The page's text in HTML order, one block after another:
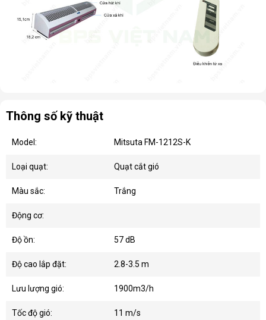
Thông số kỹ thuật
Model: Mitsuta FM-1212S-K
Loại quạt: Quạt cắt gió
Màu sắc: Trắng
Động cơ:
Độ ồn: 57 dB
Độ cao lắp đặt: 2.8-3.5 m
Lưu lượng gió: 1900m3/h
Tốc độ gió: 11 m/s